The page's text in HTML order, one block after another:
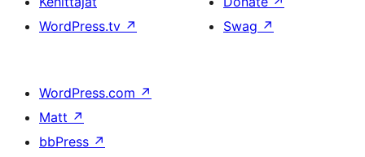
WordPress.tv ↗
Swag ↗
WordPress.com ↗
Matt ↗
bbPress ↗